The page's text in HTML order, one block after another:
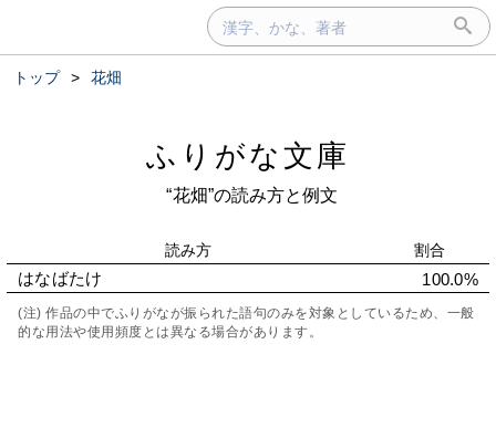
トップ > 花畑
ふりがな文庫
“花畑”の読み方と例文
読み方 割合
はなばたけ 100.0%
(注) 作品の中でふりがなが振られた語句のみを対象としているため、一般
的な用法や使用頻度とは異なる場合があります。